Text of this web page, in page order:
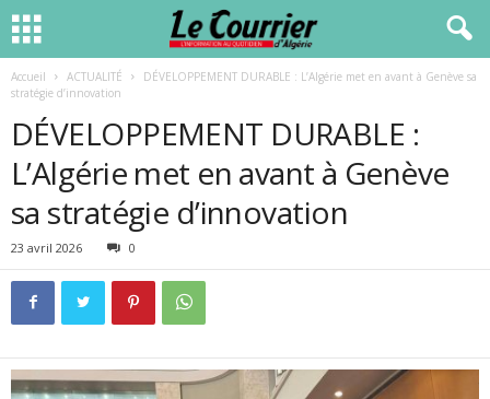
Accueil ACTUALITÉ
DÉVELOPPEMENT DURABLE : L’Algérie met en avant à Genève sa
stratégie d’innovation
DÉVELOPPEMENT DURABLE :
L’Algérie met en avant à Genève
sa stratégie d’innovation
23 avril 2026 0